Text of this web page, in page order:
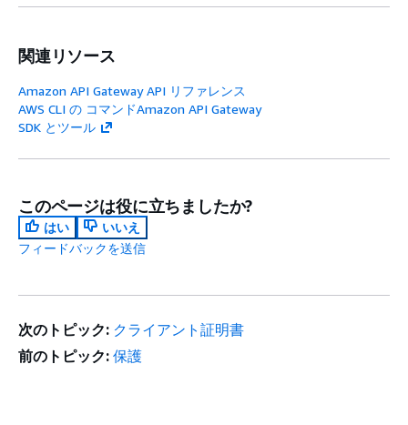
関連リソース
Amazon API Gateway API リファレンス
AWS CLI の コマンドAmazon API Gateway
SDK とツール
このページは役に立ちましたか?
はい
いいえ
フィードバックを送信
次のトピック: クライアント証明書
前のトピック: 保護